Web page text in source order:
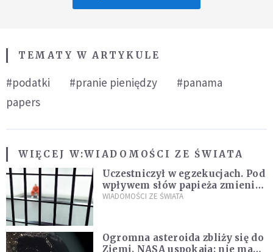
TEMATY W ARTYKULE
#podatki #pranie pieniędzy
#panama
papers
WIĘCEJ W:WIADOMOŚCI ZE ŚWIATA
Uczestniczył w egzekucjach. Pod
wpływem słów papieża zmienił
zdanie
WIADOMOŚCI ZE ŚWIATA
Ogromna asteroida zbliży się do
Ziemi. NASA uspokaja: nie ma